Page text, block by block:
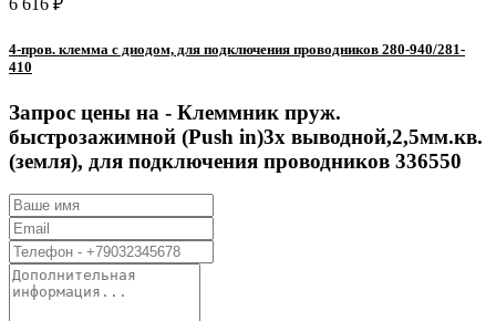
6 616 ₽
4-пров. клемма с диодом, для подключения проводников 280-940/281-
410
Запрос цены на - Клеммник пруж.
быстрозажимной (Push in)3х выводной,2,5мм.кв.
(земля), для подключения проводников 336550